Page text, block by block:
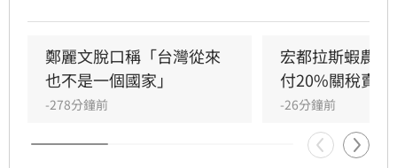
鄭麗文脫口稱「台灣從來
也不是一個國家」
-278分鐘前
宏都拉斯蝦農
付20%關稅賣台
-26分鐘前